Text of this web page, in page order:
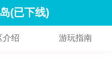
(已下线)
介绍 游玩指南